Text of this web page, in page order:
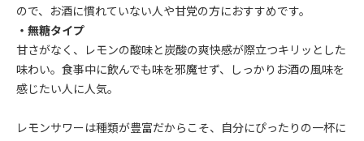
ので、お酒に慣れていない人や甘党の方におすすめです。
・無糖タイプ
甘さがなく、レモンの酸味と炭酸の爽快感が際立つキリッとした
味わい。食事中に飲んでも味を邪魔せず、しっかりお酒の風味を
感じたい人に人気。
レモンサワーは種類が豊富だからこそ、自分にぴったりの一杯に